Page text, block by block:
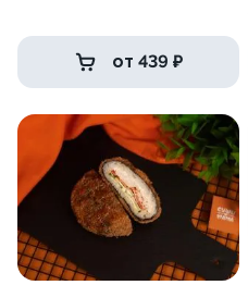
от 439 ₽